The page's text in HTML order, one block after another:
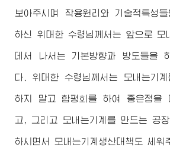
보아주시며 작용원리와 기술적특성
하신 위대한 수령님께서는 앞으로 모
데서 나서는 기본방향과 방도들을
다. 위대한 수령님께서는 모내는기
하지 말고 합평회를 하여 좋은점을
고, 그리고 모내는기계를 만드는 공
하시면서 모내는기계생산대책도 세워